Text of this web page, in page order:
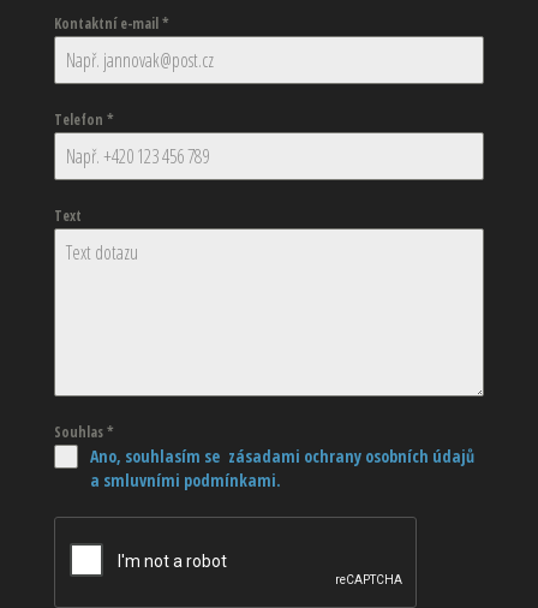
Kontaktní e-mail*
Telefon *
Text
Souhlas*
Ano, souhlasím se zásadami ochrany osobních údajů
a smluvními podmínkami.